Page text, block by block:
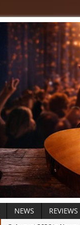
NEWS REVIEWS